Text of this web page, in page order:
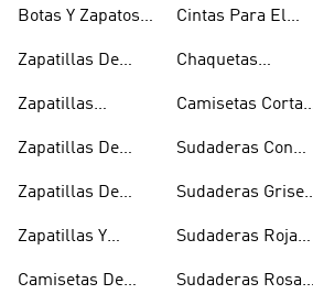
Botas Y Zapatos
Zapatillas De
Zapatillas
Zapatillas De
Zapatillas De
Zapatillas Y
Camisetas De
Cintas Para El
Chaquetas
Camisetas Cortas
Sudaderas Con
Sudaderas Grises
Sudaderas Rojas
Sudaderas Rosas